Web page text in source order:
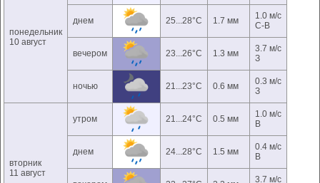
понедельник
10 август
днем 25...28°C 1.7 мм
1.0 м/с
С-В
вечером 23...26°C 1.3 мм
3.7 м/с
З
ночью 21...23°C 0.6 мм
0.3 м/с
З
вторник
11 август
утром 21...24°C 0.5 мм
1.0 м/с
В
днем 24...28°C 1.5 мм
0.4 м/с
В
3.7 м/с